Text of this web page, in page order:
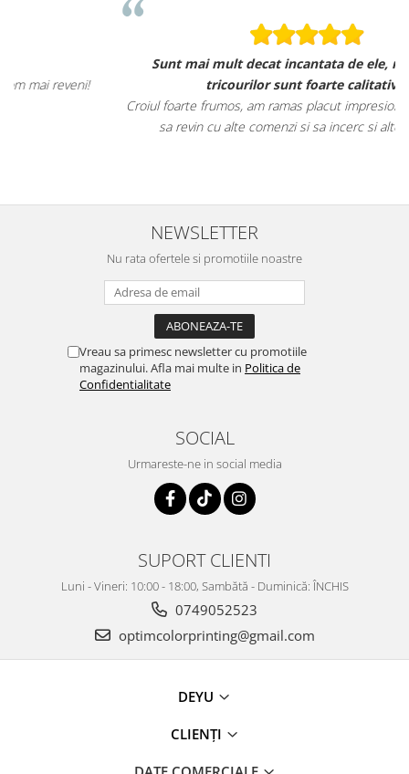
Sunt mai mult decat incantata de ele, materialele
tricourilor sunt foarte calitative,
Croiul foarte frumos, am ramas placut impresionata, abia astept
sa revin cu alte comenzi si sa incerc si alte produse.
NEWSLETTER
Nu rata ofertele si promotiile noastre
Vreau sa primesc newsletter cu promotiile
magazinului. Afla mai multe in Politica de
Confidentialitate
SOCIAL
Urmareste-ne in social media
SUPORT CLIENTI
Luni - Vineri: 10:00 - 18:00, Sambătă - Duminică: ÎNCHIS
0749052523
optimcolorprinting@gmail.com
DEYU
CLIENȚI